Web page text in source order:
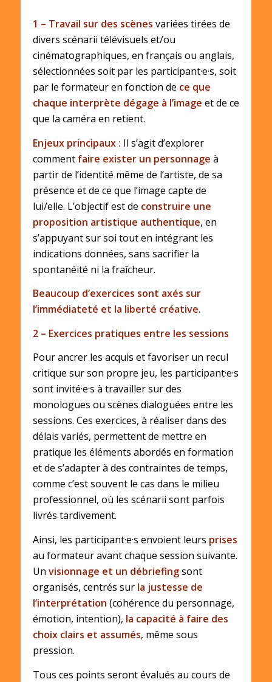
1 – Travail sur des scènes variées tirées de
divers scénarii télévisuels et/ou
cinématographiques, en français ou anglais,
sélectionnées soit par les participant·e·s, soit
par le formateur en fonction de ce que
chaque interprète dégage à l’image et de ce
que la caméra en retient.
Enjeux principaux : Il s’agit d’explorer
comment faire exister un personnage à
partir de l’identité même de l’artiste, de sa
présence et de ce que l’image capte de
lui/elle. L’objectif est de construire une
proposition artistique authentique, en
s’appuyant sur soi tout en intégrant les
indications données, sans sacrifier la
spontanéité ni la fraîcheur.
Beaucoup d’exercices sont axés sur
l’immédiateté et la liberté créative.
2 – Exercices pratiques entre les sessions
Pour ancrer les acquis et favoriser un recul
critique sur son propre jeu, les participant·e·s
sont invité·e·s à travailler sur des
monologues ou scènes dialoguées entre les
sessions. Ces exercices, à réaliser dans des
délais variés, permettent de mettre en
pratique les éléments abordés en formation
et de s’adapter à des contraintes de temps,
comme c’est souvent le cas dans le milieu
professionnel, où les scénarii sont parfois
livrés tardivement.
Ainsi, les participant·e·s envoient leurs prises
au formateur avant chaque session suivante.
Un visionnage et un débriefingsont
organisés, centrés sur la justesse de
l’interprétation (cohérence du personnage,
émotion, intention), la capacité à faire des
choix clairs et assumés, même sous
pression.
Tous ces points seront évalués au cours de